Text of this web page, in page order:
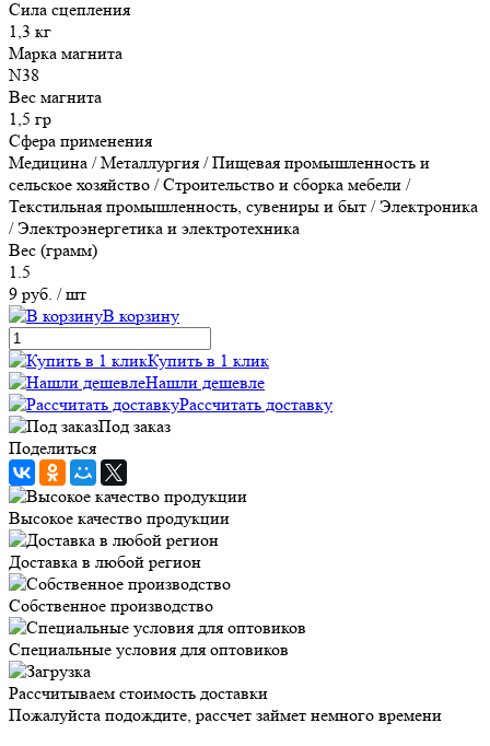
Сила сцепления
1,3 кг
Марка магнита
N38
Вес магнита
1,5 гр
Сфера применения
Медицина / Металлургия / Пищевая промышленность и
сельское хозяйство / Строительство и сборка мебели /
Текстильная промышленность, сувениры и быт / Электроника
/ Электроэнергетика и электротехника
Вес (грамм)
1.5
9 руб. / шт
В корзину
Купить в 1 клик
Нашли дешевле
Рассчитать доставку
Под заказ
Поделиться
Высокое качество продукции
Доставка в любой регион
Собственное производство
Специальные условия для оптовиков
Рассчитываем стоимость доставки
Пожалуйста подождите, рассчет займет немного времени